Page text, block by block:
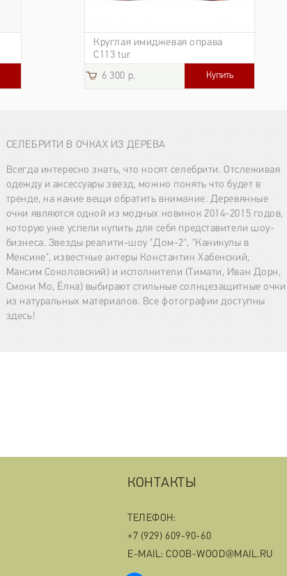
Круглая имиджевая оправа
C113 tur
6 300 р.
Купить
СЕЛЕБРИТИ В ОЧКАХ ИЗ ДЕРЕВА
Всегда интересно знать, что носят селебрити. Отслеживая
одежду и аксессуары звезд, можно понять что будет в
тренде, на какие вещи обратить внимание. Деревянные
очки являются одной из модных новинок 2014-2015 годов,
которую уже успели купить для себя представители шоу-
бизнеса. Звезды реалити-шоу "Дом-2", "Каникулы в
Мексике", известные актеры Константин Хабенский,
Максим Соколовский) и исполнители (Тимати, Иван Дорн,
Смоки Мо, Ёлка) выбирают стильные солнцезащитные очки
из натуральных материалов. Все фотографии доступны
здесь!
КОНТАКТЫ
ТЕЛЕФОН:
+7 (929) 609-90-60
E-MAIL: COOB-WOOD@MAIL.RU